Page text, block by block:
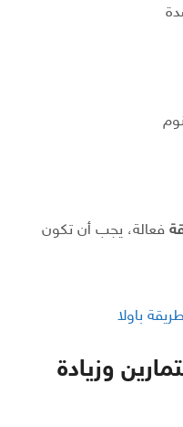
فعالة، يجب أن تكون
باولا
وزيادة